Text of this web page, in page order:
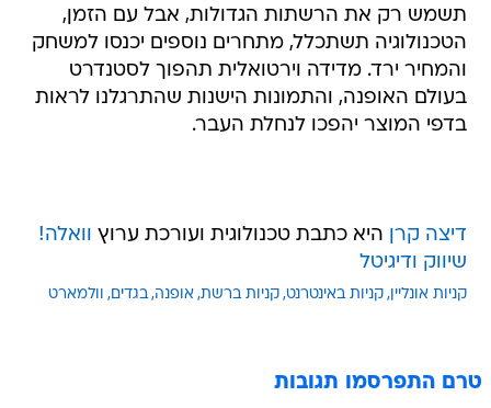
תשמש רק את הרשתות הגדולות, אבל עם הזמן,
הטכנולוגיה תשתכלל, מתחרים נוספים יכנסו למשחק
והמחיר ירד. מדידה וירטואלית תהפוך לסטנדרט
בעולם האופנה, והתמונות הישנות שהתרגלנו לראות
בדפי המוצר יהפכו לנחלת העבר.
דיצה קרן היא כתבת טכנולוגית ועורכת ערוץ וואלה!
שיווק ודיגיטל
קניות אונליין קניות באינטרנט קניות ברשת אופנה בגדים וולמארט
טרם התפרסמו תגובות